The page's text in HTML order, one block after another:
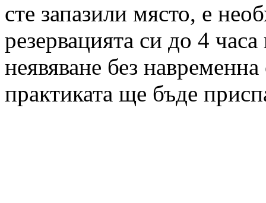
сте запазили място, е
резервацията си до 4
неявяване без
практиката ще бъде